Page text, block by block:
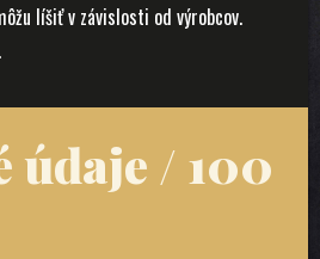
líšiť v závislosti od výrobcov.
údaje / 100